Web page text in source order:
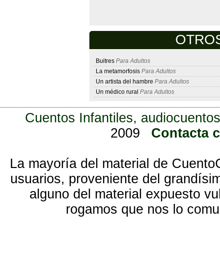
Buitres Para Adultos
La metamorfosis Para Adultos
Un artista del hambre Para Adultos
Un médico rural Para Adultos
Cuentos Infantiles,
2009
Contacta
La mayoría del material de
usuarios, proveniente del
alguno del material expuesto
rogamos que nos lo